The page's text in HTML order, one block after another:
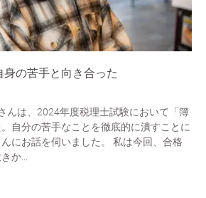
の苦手と向き合った
んは、2024年度税理士試験において「簿
自分の苦手なことを徹底的に潰すことに
にお話を伺いました。 私は今回、合格
か...